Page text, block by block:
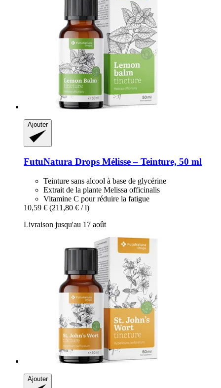
Ajouter
FutuNatura Drops Mélisse – Teinture, 50 ml
Teinture sans alcool à base de glycérine
Extrait de la plante Melissa officinalis
Vitamine C pour réduire la fatigue
10,59 € (211,80 € / l)
Livraison jusqu'au 17 août
Ajouter